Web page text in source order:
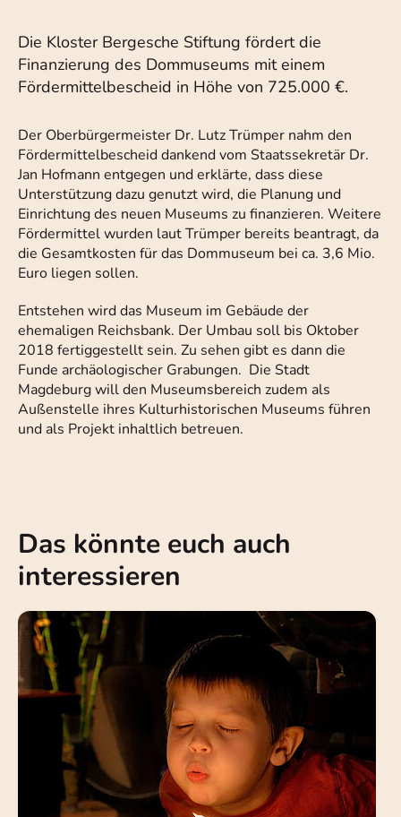
Die Kloster Bergesche Stiftung fördert die
Finanzierung des Dommuseums mit einem
Fördermittelbescheid in Höhe von 725.000 €.
Der Oberbürgermeister Dr. Lutz Trümper nahm den
Fördermittelbescheid dankend vom Staatssekretär Dr.
Jan Hofmann entgegen und erklärte, dass diese
Unterstützung dazu genutzt wird, die Planung und
Einrichtung des neuen Museums zu finanzieren. Weitere
Fördermittel wurden laut Trümper bereits beantragt, da
die Gesamtkosten für das Dommuseum bei ca. 3,6 Mio.
Euro liegen sollen.
Entstehen wird das Museum im Gebäude der
ehemaligen Reichsbank. Der Umbau soll bis Oktober
2018 fertiggestellt sein. Zu sehen gibt es dann die
Funde archäologischer Grabungen. Die Stadt
Magdeburg will den Museumsbereich zudem als
Außenstelle ihres Kulturhistorischen Museums führen
und als Projekt inhaltlich betreuen.
Das könnte euch auch
interessieren